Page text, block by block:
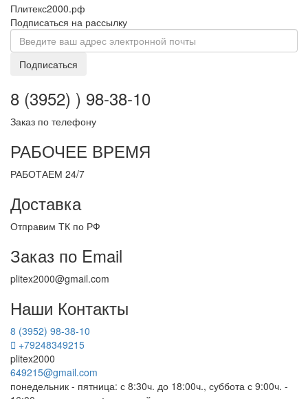
Плитекс2000.рф
Подписаться на рассылку
Подписаться
8 (3952) ) 98-38-10
Заказ по телефону
РАБОЧЕЕ ВРЕМЯ
РАБОТАЕМ 24/7
Доставка
Отправим ТК по РФ
Заказ по Email
plitex2000@gmail.com
Наши Контакты
8 (3952) 98-38-10
+79248349215
plitex2000
649215@gmail.com
понедельник - пятница: с 8:30ч. до 18:00ч., суббота с 9:00ч. -